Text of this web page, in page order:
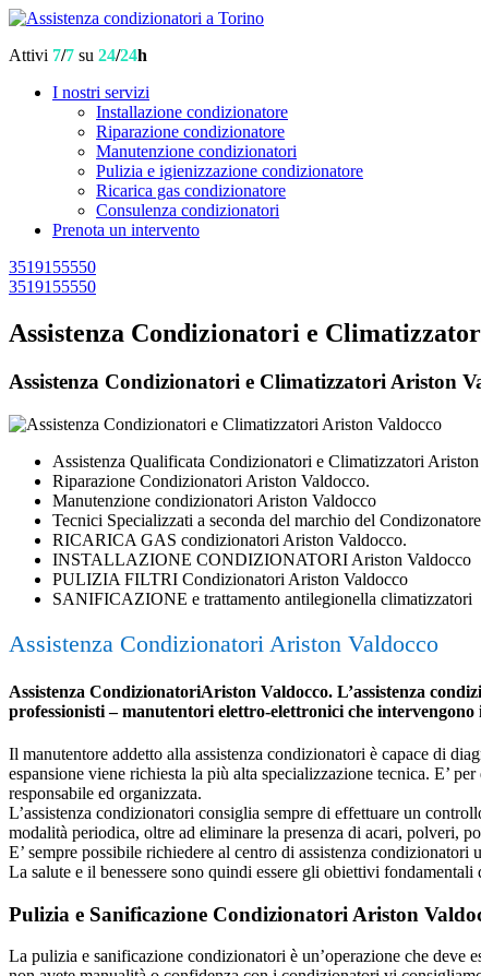
Attivi 7/7 su 24/24h
I nostri servizi
Installazione condizionatore
Riparazione condizionatore
Manutenzione condizionatori
Pulizia e igienizzazione condizionatore
Ricarica gas condizionatore
Consulenza condizionatori
Prenota un intervento
3519155550
3519155550
Assistenza Condizionatori e
Assistenza Condizionatori e Climatizzatori Ariston
Assistenza Qualificata Condizionatori e Climatizzatori
Riparazione Condizionatori Ariston Valdocco.
Manutenzione condizionatori Ariston Valdocco
Tecnici Specializzati a seconda del marchio del
RICARICA GAS condizionatori Ariston Valdocco.
INSTALLAZIONE CONDIZIONATORI Ariston Valdocco
PULIZIA FILTRI Condizionatori Ariston Valdocco
SANIFICAZIONE e trattamento antilegionella climatizzatori
Assistenza Condizionatori Ariston Valdocco
Assistenza CondizionatoriAriston Valdocco. L’assistenza
professionisti – manutentori elettro-elettronici che
Il manutentore addetto alla assistenza condizionatori è capace di
espansione viene richiesta la più alta specializzazione tecnica. E’
responsabile ed organizzata.
L’assistenza condizionatori consiglia sempre di effettuare un
modalità periodica, oltre ad eliminare la presenza di acari, polveri,
E’ sempre possibile richiedere al centro di assistenza
La salute e il benessere sono quindi essere gli obiettivi
Pulizia e Sanificazione Condizionatori Ariston
La pulizia e sanificazione condizionatori è un’operazione che deve